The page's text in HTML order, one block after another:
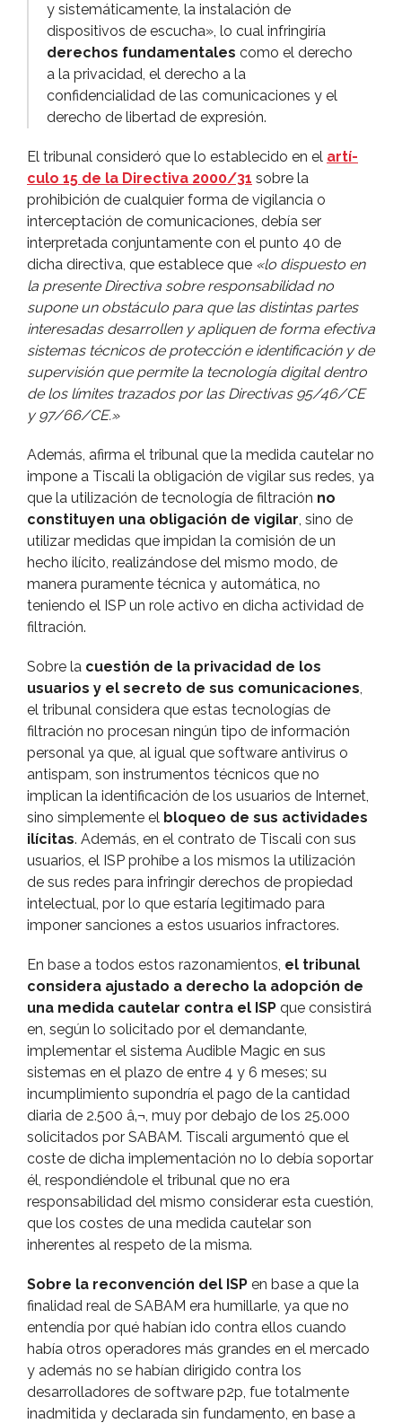
y sistemáticamente, la instalación de
dispositivos de escucha», lo cual infringirí­a
derechos fundamentales como el derecho
a la privacidad, el derecho a la
confidencialidad de las comunicaciones y el
derecho de libertad de expresión.
El tribunal consideró que lo establecido en el artí­
culo 15 de la Directiva 2000/31 sobre la
prohibición de cualquier forma de vigilancia o
interceptación de comunicaciones, debí­a ser
interpretada conjuntamente con el punto 40 de
dicha directiva, que establece que «lo dispuesto en
la presente Directiva sobre responsabilidad no
supone un obstáculo para que las distintas partes
interesadas desarrollen y apliquen de forma efectiva
sistemas técnicos de protección e identificación y de
supervisión que permite la tecnologí­a digital dentro
de los lí­mites trazados por las Directivas 95/46/CE
y 97/66/CE.»
Además, afirma el tribunal que la medida cautelar no
impone a Tiscali la obligación de vigilar sus redes, ya
que la utilización de tecnologí­a de filtración no
constituyen una obligación de vigilar, sino de
utilizar medidas que impidan la comisión de un
hecho ilí­cito, realizándose del mismo modo, de
manera puramente técnica y automática, no
teniendo el ISP un role activo en dicha actividad de
filtración.
Sobre la cuestión de la privacidad de los
usuarios y el secreto de sus comunicaciones,
el tribunal considera que estas tecnologí­as de
filtración no procesan ningún tipo de información
personal ya que, al igual que software antivirus o
antispam, son instrumentos técnicos que no
implican la identificación de los usuarios de Internet,
sino simplemente el bloqueo de sus actividades
ilí­citas. Además, en el contrato de Tiscali con sus
usuarios, el ISP prohí­be a los mismos la utilización
de sus redes para infringir derechos de propiedad
intelectual, por lo que estarí­a legitimado para
imponer sanciones a estos usuarios infractores.
En base a todos estos razonamientos, el tribunal
considera ajustado a derecho la adopción de
una medida cautelar contra el ISP que consistirá
en, según lo solicitado por el demandante,
implementar el sistema Audible Magic en sus
sistemas en el plazo de entre 4 y 6 meses; su
incumplimiento supondrí­a el pago de la cantidad
diaria de 2.500 â‚¬, muy por debajo de los 25.000
solicitados por SABAM. Tiscali argumentó que el
coste de dicha implementación no lo debí­a soportar
él, respondiéndole el tribunal que no era
responsabilidad del mismo considerar esta cuestión,
que los costes de una medida cautelar son
inherentes al respeto de la misma.
Sobre la reconvención del ISP en base a que la
finalidad real de SABAM era humillarle, ya que no
entendí­a por qué habí­an ido contra ellos cuando
habí­a otros operadores más grandes en el mercado
y además no se habí­an dirigido contra los
desarrolladores de software p2p, fue totalmente
inadmitida y declarada sin fundamento, en base a